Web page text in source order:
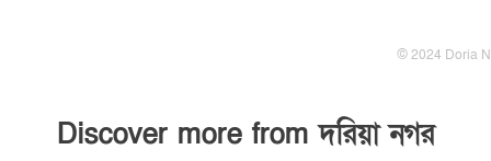
© 2024 Doria
Discover more from দরিয়া নগর